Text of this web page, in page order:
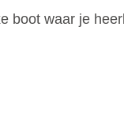
boot waar je